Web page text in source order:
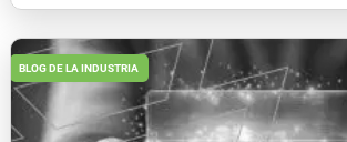
BLOG DE LA INDUSTRIA